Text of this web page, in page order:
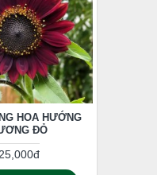
HOA HƯỚNG
ĐỎ
25,000đ